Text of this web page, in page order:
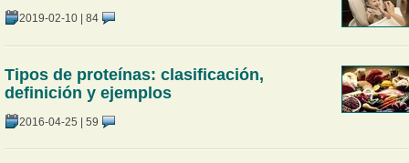
2019-02-10| 84
Tipos de proteínas: clasificación,
definición y ejemplos
2016-04-25 | 59